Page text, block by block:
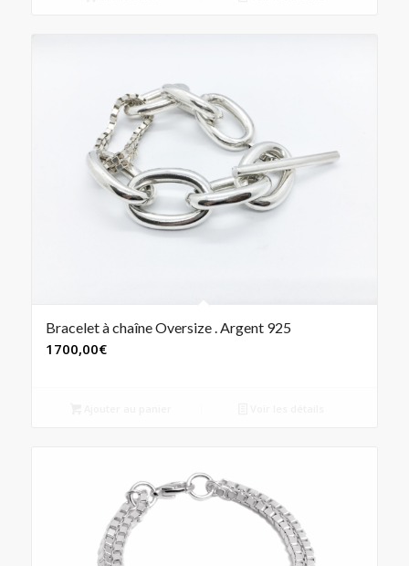
Bracelet à chaîne Oversize . Argent 925
1700,00€